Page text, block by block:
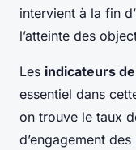
intervient à la fin
l’atteinte des
Les indicateurs
essentiel dans
on trouve le taux
d’engagement